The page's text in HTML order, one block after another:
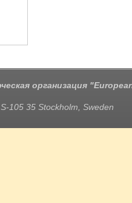
организация
105 35 Stockholm, Sweden